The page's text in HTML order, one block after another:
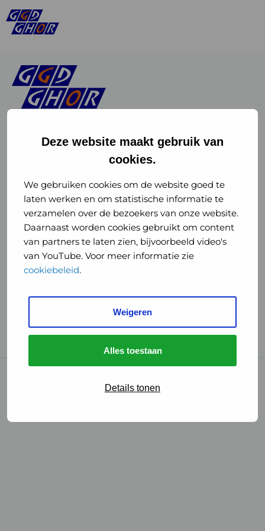
Deze website maakt gebruik van
cookies.
We gebruiken cookies om de website goed te
laten werken en om statistische informatie te
verzamelen over de bezoekers van onze website.
Daarnaast worden cookies gebruikt om content
van partners te laten zien, bijvoorbeeld video's
van YouTube. Voor meer informatie zie
cookiebeleid.
Weigeren
Alles toestaan
Details tonen
of
GGD
GHOR
Nederland
Instagram
of
GGD
GHOR
Nederland
GGD Reizen op social media
GGD Reizen
GGD Reisvaccinaties